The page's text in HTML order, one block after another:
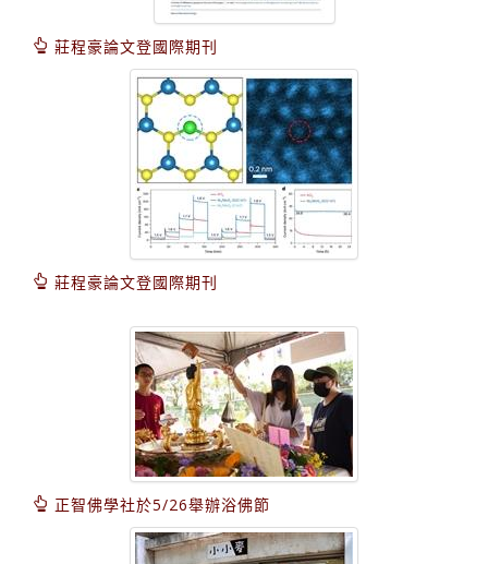
莊程豪論文登國際期刊
莊程豪論文登國際期刊
正智佛學社於5/26舉辦浴佛節